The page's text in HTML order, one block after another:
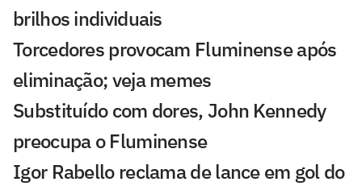
brilhos individuais
Torcedores provocam Fluminense após
eliminação; veja memes
Substituído com dores, John Kennedy
preocupa o Fluminense
Igor Rabello reclama de lance em gol do